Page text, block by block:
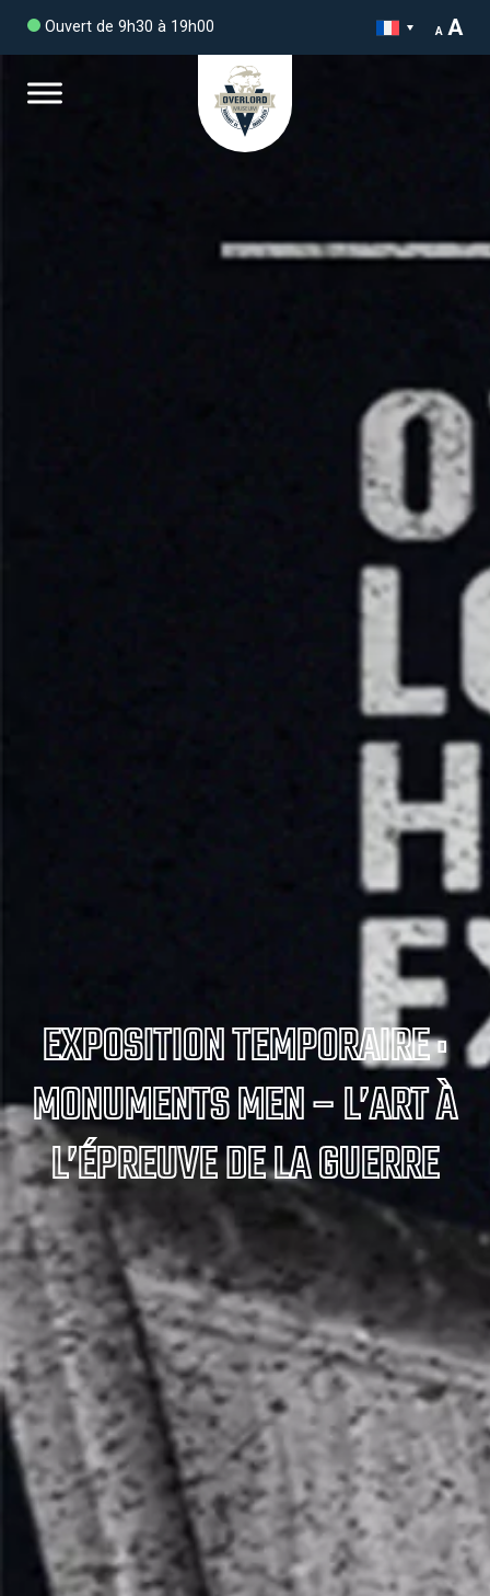
Ouvert de 9h30 à 19h00 A A
EXPOSITION TEMPORAIRE :
MONUMENTS MEN – L’ART À
L’ÉPREUVE DE LA GUERRE